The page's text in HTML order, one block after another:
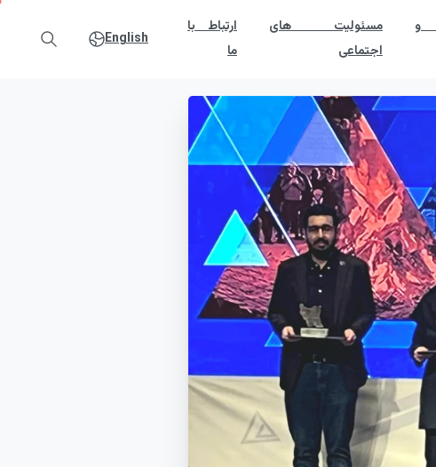
و
مسئولیت های
اجتماعی
ارتباط با
ما
English